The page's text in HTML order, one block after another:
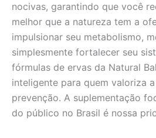
nocivas, garantindo que você
melhor que a natureza tem a
impulsionar seu metabolismo,
simplesmente fortalecer seu
fórmulas de ervas da Natural
inteligente para quem valoriza
prevenção. A suplementação
do público no Brasil é nossa